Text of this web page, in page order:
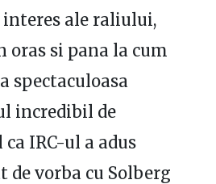
interes ale raliului,
oras si pana la cum
spectaculoasa
incredibil de
IRC-ul a adus
vorba cu Solberg